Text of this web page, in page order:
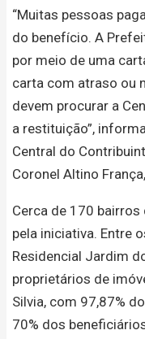
“Muitas pessoas
do benefício. A
por meio de uma
carta com atraso ou
devem procurar a
a restituição”,
Central do
Coronel Altino
Cerca de 170
pela iniciativa. Entre
Residencial Jardim
proprietários de
Silvia, com 97,87%
70% dos